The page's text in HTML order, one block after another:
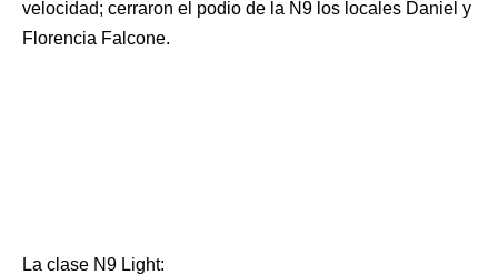
velocidad; cerraron el podio de la N9 los locales Daniel y
Florencia Falcone.
La clase N9 Light: